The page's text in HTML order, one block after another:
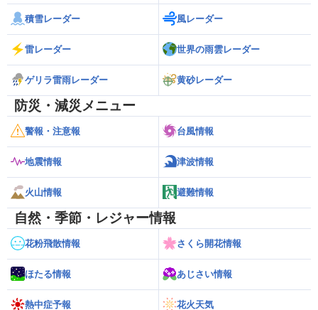
積雪レーダー 風レーダー
雷レーダー 世界の雨雲レーダー
ゲリラ雷雨レーダー 黄砂レーダー
防災・減災メニュー
警報・注意報 台風情報
地震情報 津波情報
火山情報 避難情報
自然・季節・レジャー情報
花粉飛散情報 さくら開花情報
ほたる情報 あじさい情報
熱中症予報 花火天気